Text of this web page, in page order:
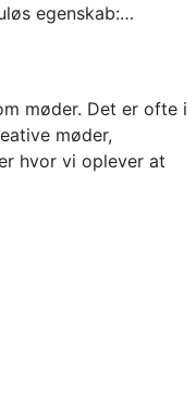
egenskab:…
møder. Det er ofte i
møder,
hvor vi oplever at